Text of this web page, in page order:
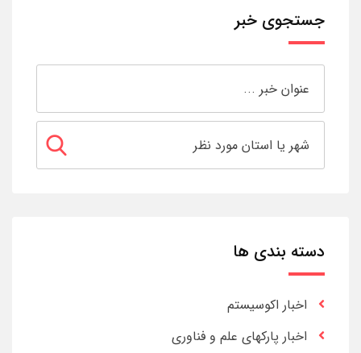
جستجوی خبر
دسته بندی ها
اخبار اکوسیستم
اخبار پارکهای علم و فناوری